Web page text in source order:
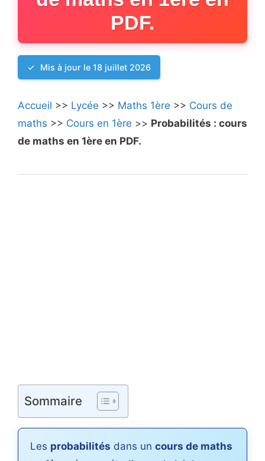
PDF.
Mis à jour le 18 juillet 2026
Accueil >> Lycée >> Maths 1ère >> Cours de
maths >> Cours en 1ère >> Probabilités : cours
de maths en 1ère en PDF.
Sommaire
Les probabilités dans un cours de maths